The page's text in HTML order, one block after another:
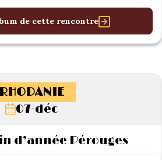
de cette rencontre
RHODANIE
07-déc
d’année Pérouges